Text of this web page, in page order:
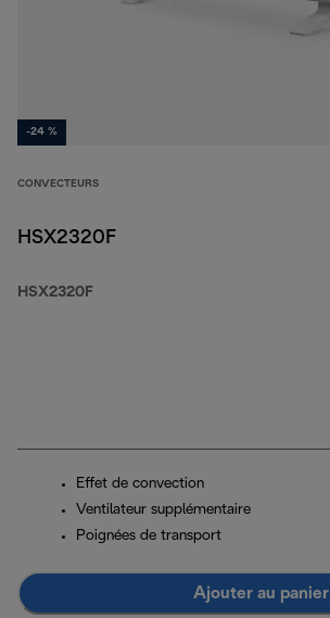
-24 %
CONVECTEURS
HSX2320F
HSX2320F
Effet de convection
Ventilateur supplémentaire
Poignées de transport
Ajouter au panier